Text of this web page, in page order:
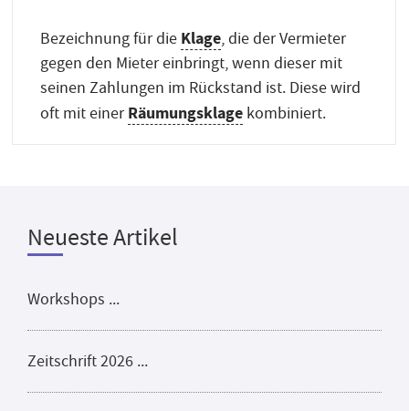
Bezeichnung für die Klage, die der Vermieter
gegen den Mieter einbringt, wenn dieser mit
seinen Zahlungen im Rückstand ist. Diese wird
oft mit einerRäumungsklage kombiniert.
Neueste Artikel
Workshops ...
Zeitschrift 2026 ...